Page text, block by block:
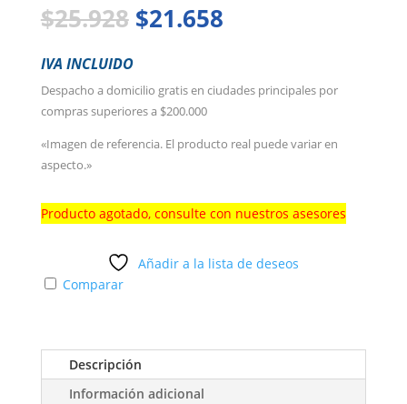
$25.928 El
precio
era:
$25.928.
$21.658El
es:
$21.658.
IVA INCLUIDO
Despacho a domicilio gratis en ciudades principales por
compras superiores a $200.000
«Imagen de referencia. El producto real puede variar en
aspecto.»
Producto agotado, consulte con nuestros asesores
Añadir a la lista de deseos
Comparar
Descripción
Información adicional